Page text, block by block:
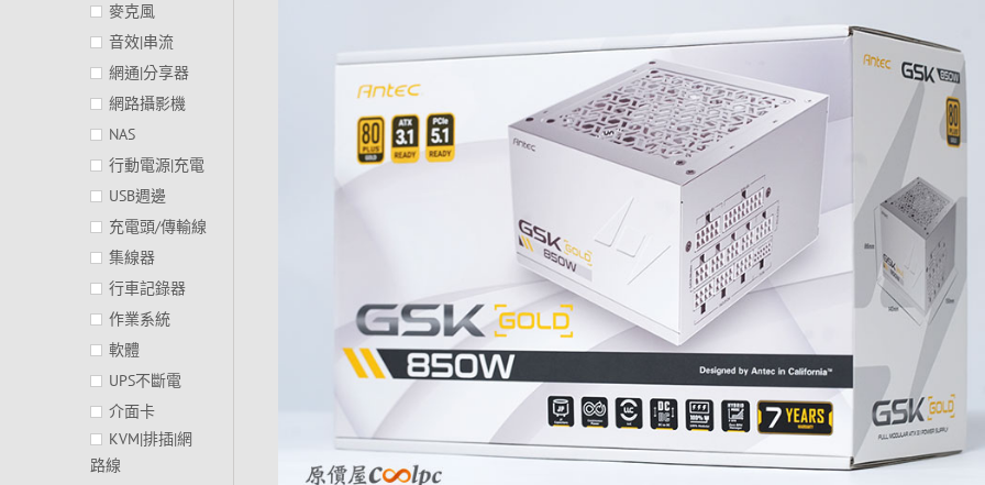
麥克風
音效|串流
網通|分享器
網路攝影機
NAS
行動電源|充電
USB週邊
充電頭/傳輸線
集線器
行車記錄器
作業系統
軟體
UPS不斷電
介面卡
KVM|排插|網
路線